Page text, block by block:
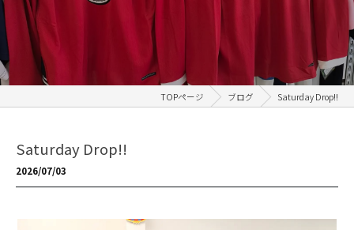
TOPページ ブログ Saturday Drop!!
Saturday Drop!!
2026/07/03